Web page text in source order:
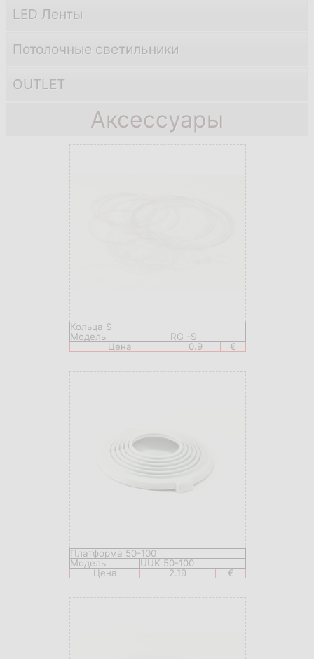
LED Ленты
Потолочные светильники
OUTLET
Аксессуары
Кольца S
Модель
RG -S
Цена
0.9 €
Платформа 50-100
Модель
UUK 50-100
Цена
2.19 €